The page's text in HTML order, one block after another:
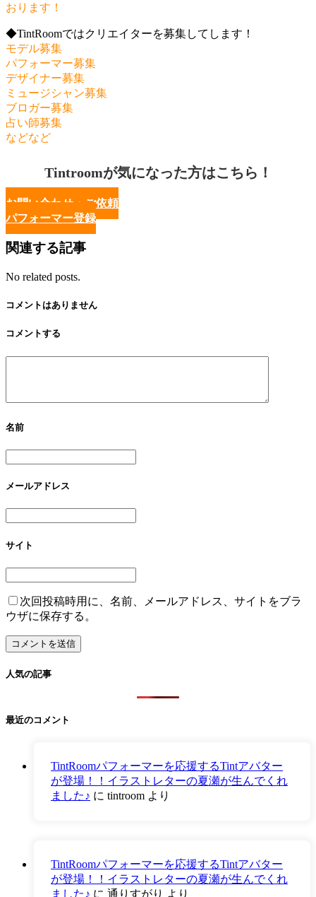
おります！
◆TintRoomではクリエイターを募集してします！
モデル募集
パフォーマー募集
デザイナー募集
ミュージシャン募集
ブロガー募集
占い師募集
などなど
Tintroomが気になった方はこちら！
お問い合わせ・ご依頼
パフォーマー登録
関連する記事
No related posts.
コメントはありません
コメントする
名前
メールアドレス
サイト
次回投稿時用に、名前、メールアドレス、サイトをブラ
ウザに保存する。
人気の記事
最近のコメント
TintRoomパフォーマーを応援するTintアバター
が登場！！イラストレターの夏瀬が生んでくれ
ました♪ に tintroom より
TintRoomパフォーマーを応援するTintアバター
が登場！！イラストレターの夏瀬が生んでくれ
ました♪ に 通りすがり より